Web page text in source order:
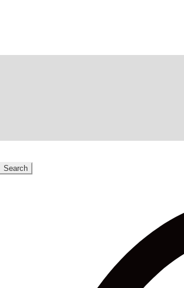
Search